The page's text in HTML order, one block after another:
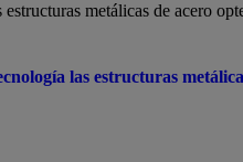
metálicas de acero
las estructuras